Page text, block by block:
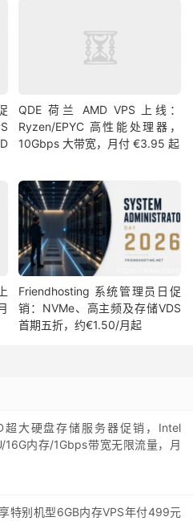
QDE 荷兰 AMD VPS 上线：
Ryzen/EPYC 高性能处理器，
10Gbps 大带宽，月付 €3.95 起
Friendhosting 系统管理员日促
销：NVMe、高主频及存储VDS
首期五折，约€1.50/月起
超大硬盘存储服务器促销，Intel
内存/1Gbps带宽无限流量，月
特别机型6GB内存VPS年付499元